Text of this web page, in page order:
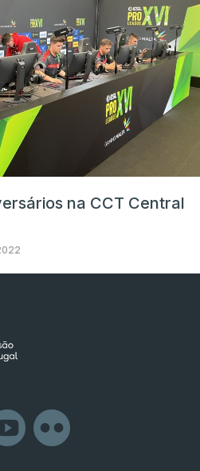
na CCT Central